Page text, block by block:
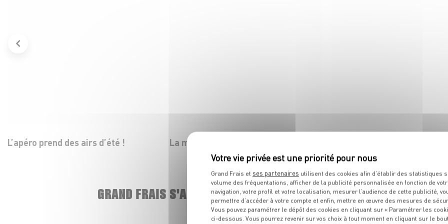
L’apéro prend des airs d’été ! La mozza dans tous ses états !
Le festival des côtes est au
boucherie !
GRAND FRAIS S'AGRANDIT
Grand Frais et ses partenaires utilisent des cookies afin d’établir des statistiques
volume des fréquentations, afficher de la publicité personnalisée en fonction de
navigation, votre profil et votre localisation, mesurer l’audience de cette publicité,
permettre d’accéder à votre compte et enfin, mettre en œuvre des mesures de
Vous pouvez paramétrer le dépôt des cookies en cliquant sur « Paramétrer les
ci-dessous. Vous pourrez revenir sur vos choix à tout moment en cliquant sur le